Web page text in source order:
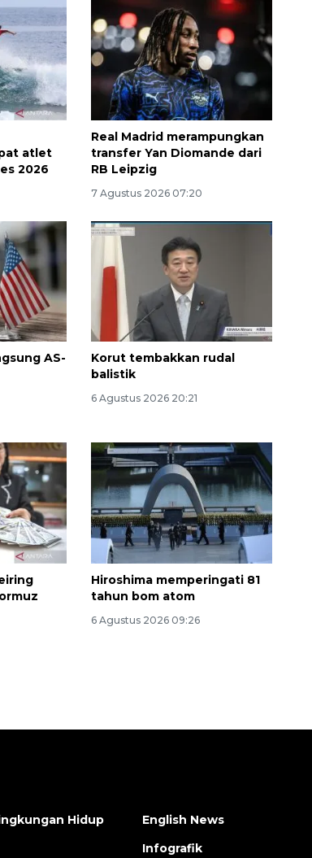
atlet
2026
Real Madrid merampungkan
transfer Yan Diomande dari
RB Leipzig
7 Agustus 2026 07:20
AS-
Korut tembakkan rudal
balistik
6 Agustus 2026 20:21
Hiroshima memperingati 81
tahun bom atom
6 Agustus 2026 09:26
160 ribu sambungan baru
jaringan gas 2026
2026-08-07 18:00:00
Hidup
English News
Infografik